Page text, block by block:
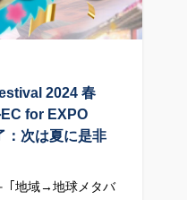
2024 春
for EXPO
：次は夏に是非
｢地域→地球メタバ